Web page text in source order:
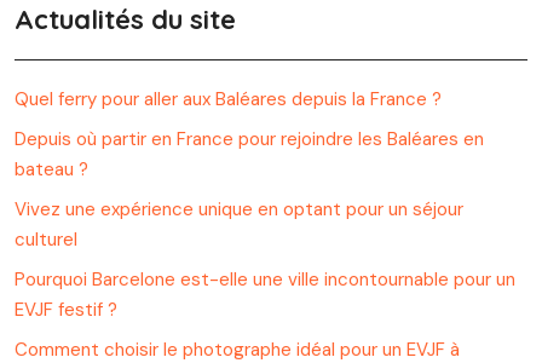
Actualités du site
Quel ferry pour aller aux Baléares depuis la France ?
Depuis où partir en France pour rejoindre les Baléares en
bateau ?
Vivez une expérience unique en optant pour un séjour
culturel
Pourquoi Barcelone est-elle une ville incontournable pour un
EVJF festif ?
Comment choisir le photographe idéal pour un EVJF à